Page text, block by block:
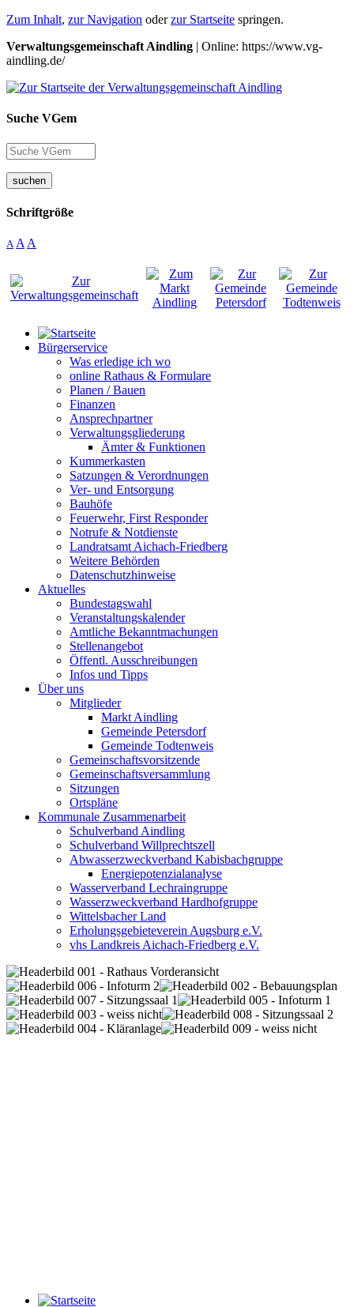
Zum Inhalt, zur Navigation oderzur Startseite springen.
Verwaltungsgemeinschaft Aindling | Online: https://www.vg-
aindling.de/
Suche VGem
suchen
Schriftgröße
A A A
Bürgerservice
Was erledige ich wo
online Rathaus & Formulare
Planen / Bauen
Finanzen
Ansprechpartner
Verwaltungsgliederung
Ämter & Funktionen
Kummerkasten
Satzungen & Verordnungen
Ver- und Entsorgung
Bauhöfe
Feuerwehr, First Responder
Notrufe & Notdienste
Landratsamt Aichach-Friedberg
Weitere Behörden
Datenschutzhinweise
Aktuelles
Bundestagswahl
Veranstaltungskalender
Amtliche Bekanntmachungen
Stellenangebot
Öffentl. Ausschreibungen
Infos und Tipps
Über uns
Mitglieder
Markt Aindling
Gemeinde Petersdorf
Gemeinde Todtenweis
Gemeinschaftsvorsitzende
Gemeinschaftsversammlung
Sitzungen
Ortspläne
Kommunale Zusammenarbeit
Schulverband Aindling
Schulverband Willprechtszell
Abwasserzweckverband Kabisbachgruppe
Energiepotenzialanalyse
Wasserverband Lechraingruppe
Wasserzweckverband Hardhofgruppe
Wittelsbacher Land
Erholungsgebieteverein Augsburg e.V.
vhs Landkreis Aichach-Friedberg e.V.